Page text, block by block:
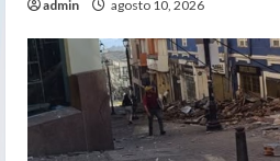
admin agosto 10, 2026